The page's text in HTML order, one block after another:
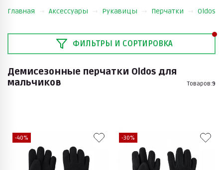
Главная Аксессуары Рукавицы Перчатки Oldos
ФИЛЬТРЫ И СОРТИРОВКА
Демисезонные перчатки Oldos для
мальчиков
Товаров:9
-40% -30%